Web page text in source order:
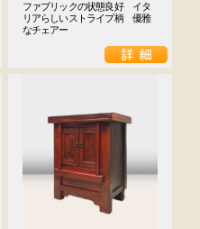
ファブリックの状態良好　イタ
リアらしいストライプ柄　優雅
なチェアー